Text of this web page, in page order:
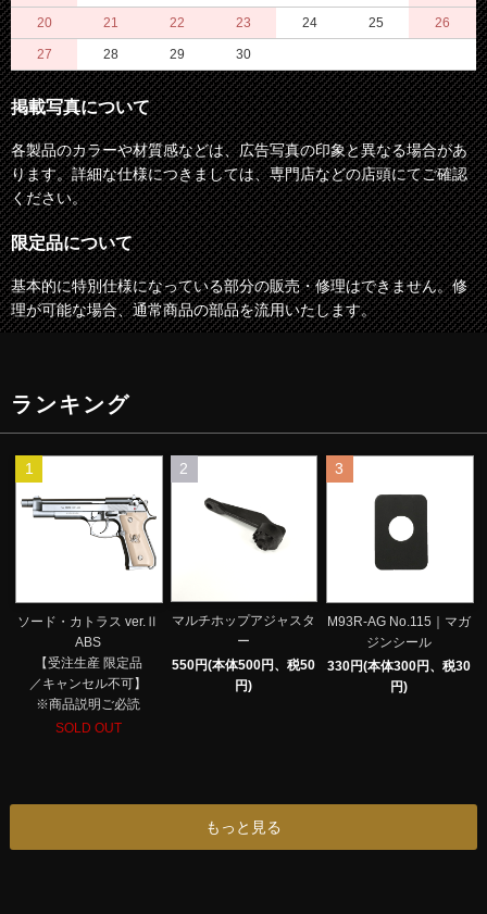
20 21 22 23 24 25 26
27 28 29 30
掲載写真について
各製品のカラーや材質感などは、広告写真の印象と異なる場合があ
ります。詳細な仕様につきましては、専門店などの店頭にてご確認
ください。
限定品について
基本的に特別仕様になっている部分の販売・修理はできません。修
理が可能な場合、通常商品の部品を流用いたします。
ランキング
1
ソード・カトラス ver.Ⅱ
ABS
【受注生産 限定品
／キャンセル不可】
※商品説明ご必読
SOLD OUT
2
マルチホップアジャスタ
ー
550円(本体500円、税50
円)
3
M93R-AG No.115｜マガ
ジンシール
330円(本体300円、税30
円)
もっと見る